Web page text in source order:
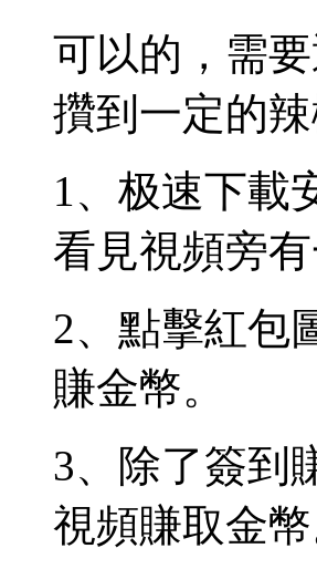
可以的，需
攢到一定的
1、极速下載
看見視頻旁
2、點擊紅包
賺金幣。
3、除了簽到
視頻賺取金幣